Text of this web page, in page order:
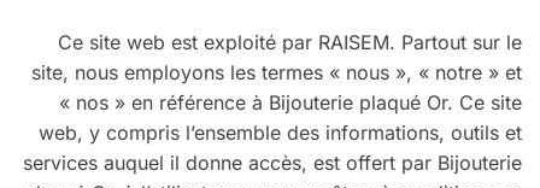
Ce site web est exploité par RAISEM. Partout sur le
site, nous employons les termes « nous », « notre » et
« nos » en référence à Bijouterie plaqué Or. Ce site
web, y compris l’ensemble des informations, outils et
services auquel il donne accès, est offert par Bijouterie